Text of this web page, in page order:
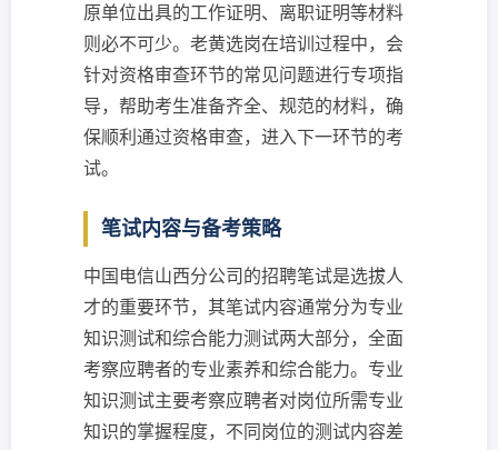
原单位出具的工作证明、离职证明等材料
则必不可少。老黄选岗在培训过程中，会
针对资格审查环节的常见问题进行专项指
导，帮助考生准备齐全、规范的材料，确
保顺利通过资格审查，进入下一环节的考
试。
笔试内容与备考策略
中国电信山西分公司的招聘笔试是选拔人
才的重要环节，其笔试内容通常分为专业
知识测试和综合能力测试两大部分，全面
考察应聘者的专业素养和综合能力。专业
知识测试主要考察应聘者对岗位所需专业
知识的掌握程度，不同岗位的测试内容差